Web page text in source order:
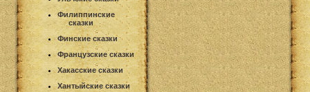
Филиппинские
сказки
Финские сказки
Французские сказки
Хакасские сказки
Хантыйские сказки